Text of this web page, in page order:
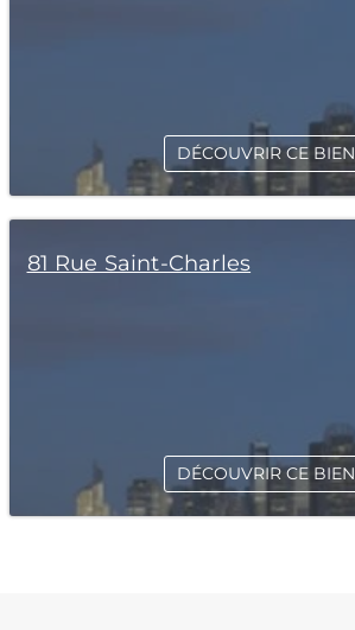
DÉCOUVRIR CE BIEN
81 Rue Saint-Charles
DÉCOUVRIR CE BIEN